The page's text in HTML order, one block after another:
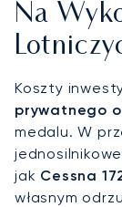
Na
Koszty
prywatnego
medalu. W
jak Cessna
własnym